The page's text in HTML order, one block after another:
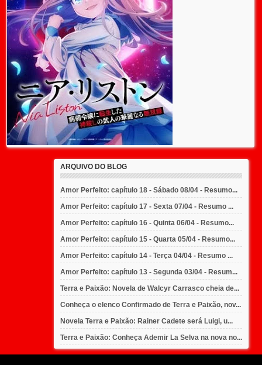
ARQUIVO DO BLOG
Amor Perfeito: capítulo 18 - Sábado 08/04 - Resumo...
Amor Perfeito: capítulo 17 - Sexta 07/04 - Resumo ...
Amor Perfeito: capítulo 16 - Quinta 06/04 - Resumo...
Amor Perfeito: capítulo 15 - Quarta 05/04 - Resumo...
Amor Perfeito: capítulo 14 - Terça 04/04 - Resumo ...
Amor Perfeito: capítulo 13 - Segunda 03/04 - Resum...
Terra e Paixão: Novela de Walcyr Carrasco cheia de...
Conheça o elenco Confirmado de Terra e Paixão, nov...
Novela Terra e Paixão: Rainer Cadete será Luigi, u...
Terra e Paixão: Conheça Ademir La Selva na nova no...